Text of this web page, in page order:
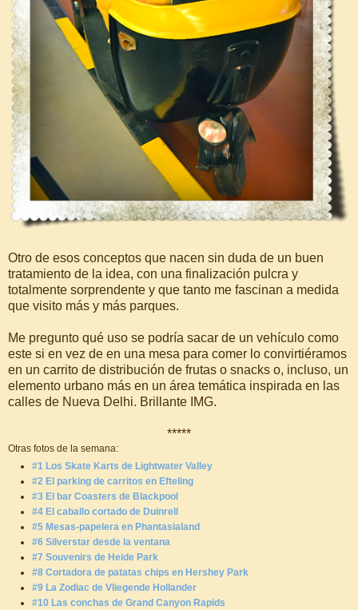
Otro de esos conceptos que nacen sin duda de un buen
tratamiento de la idea, con una finalización pulcra y
totalmente sorprendente y que tanto me fascinan a medida
que visito más y más parques.
Me pregunto qué uso se podría sacar de un vehículo como
este si en vez de en una mesa para comer lo convirtiéramos
en un carrito de distribución de frutas o snacks o, incluso, un
elemento urbano más en un área temática inspirada en las
calles de Nueva Delhi. Brillante IMG.
*****
Otras fotos de la semana:
#1 Los Skate Karts de Lightwater Valley
#2 El parking de carritos en Efteling
#3 El bar Coasters de Blackpool
#4 El caballo cortado de Duinrell
#5 Mesas-papelera en Phantasialand
#6 Silverstar desde la ventana
#7 Souvenirs de Heide Park
#8 Cortadora de patatas chips en Hershey Park
#9 La Zodiac de Vliegende Hollander
#10 Las conchas de Grand Canyon Rapids